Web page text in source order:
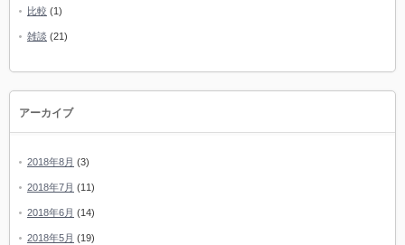
比較 (1)
雑談 (21)
アーカイブ
2018年8月 (3)
2018年7月 (11)
2018年6月 (14)
2018年5月 (19)